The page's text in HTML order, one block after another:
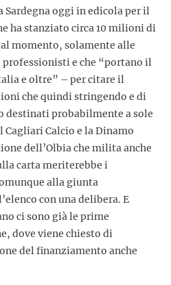
Sardegna oggi in edicola per il
ha stanziato circa 10 milioni di
momento, solamente alle
e che “portano il
e oltre” – per citare il
che quindi stringendo e di
destinati probabilmente a sole
Cagliari Calcio e la Dinamo
dell’Olbia che milita anche
carta meriterebbe i
alla giunta
con una delibera. E
ci sono già le prime
dove viene chiesto di
del finanziamento anche